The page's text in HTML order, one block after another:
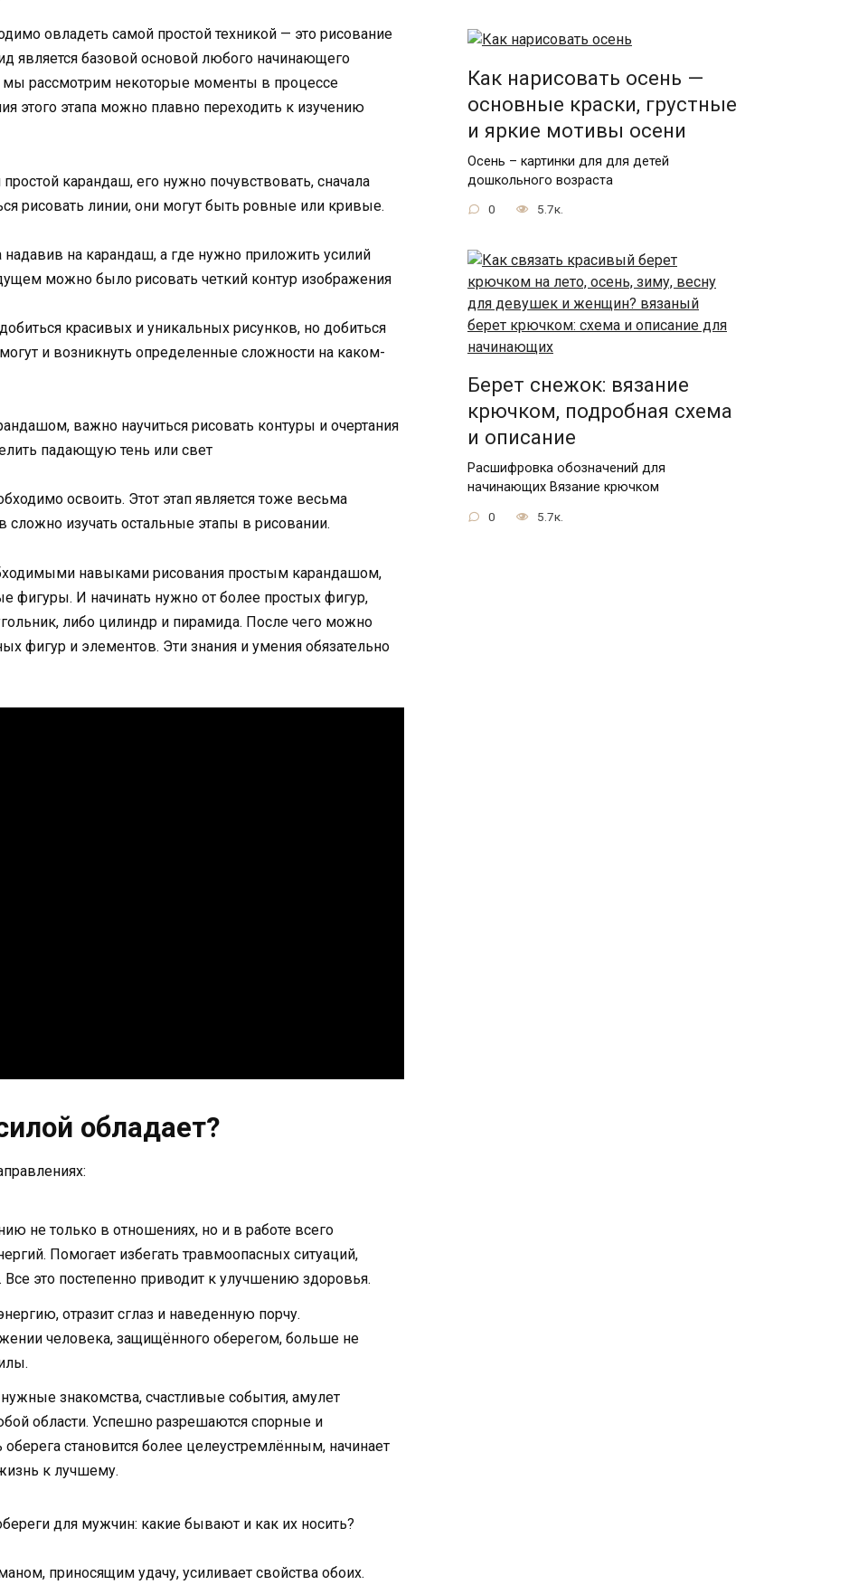
овладеть самой простой техникой — это рисование
является базовой основой любого начинающего
мы рассмотрим некоторые моменты в процессе
этого этапа можно плавно переходить к изучению
карандаш, его нужно почувствовать, сначала
рисовать линии, они могут быть ровные или кривые.
надавив на карандаш, а где нужно приложить усилий
можно было рисовать четкий контур изображения
красивых и уникальных рисунков, но добиться
могут и возникнуть определенные сложности на каком-
важно научиться рисовать контуры и очертания
падающую тень или свет
освоить. Этот этап является тоже весьма
изучать остальные этапы в рисовании.
навыками рисования простым карандашом,
фигуры. И начинать нужно от более простых фигур,
либо цилиндр и пирамида. После чего можно
фигур и элементов. Эти знания и умения обязательно
обладает?
не только в отношениях, но и в работе всего
Помогает избегать травмоопасных ситуаций,
это постепенно приводит к улучшению здоровья.
отразит сглаз и наведенную порчу.
человека, защищённого оберегом, больше не
знакомства, счастливые события, амулет
области. Успешно разрешаются спорные и
становится более целеустремлённым, начинает
к лучшему.
для мужчин: какие бывают и как их носить?
приносящим удачу, усиливает свойства обоих.
Как нарисовать осень —
основные краски, грустные
и яркие мотивы осени
Осень – картинки для для детей
дошкольного возраста
0 5.7к.
Берет снежок: вязание
крючком, подробная схема
и описание
Расшифровка обозначений для
начинающих Вязание крючком
0 5.7к.